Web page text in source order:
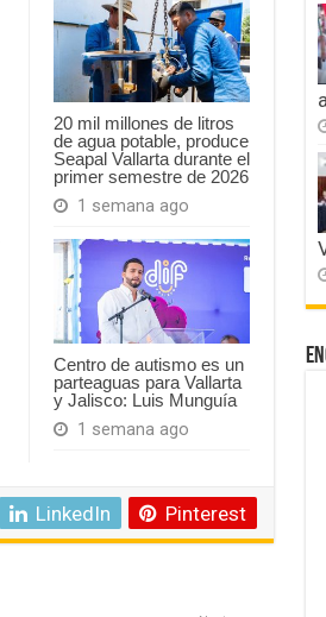
20 mil millones de litros
de agua potable, produce
Seapal Vallarta durante el
primer semestre de 2026
1 semana ago
Centro de autismo es un
parteaguas para Vallarta
y Jalisco: Luis Munguía
1 semana ago
LinkedIn Pinterest